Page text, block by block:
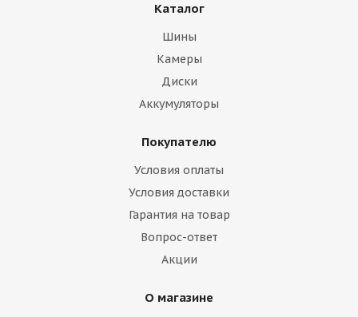
Каталог
Шины
Камеры
Диски
Аккумуляторы
Покупателю
Условия оплаты
Условия доставки
Гарантия на товар
Вопрос-ответ
Акции
О магазине